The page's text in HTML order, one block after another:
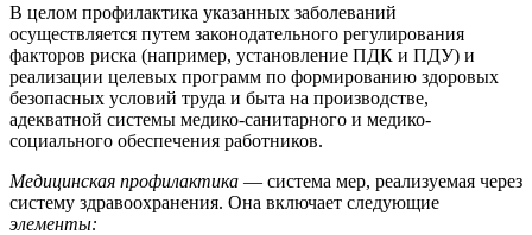
В целом профилактика указанных заболеваний
осуществляется путем законодательного регулирования
факторов риска (например, установление ПДК и ПДУ) и
реализации целевых программ по формированию здоровых
безопасных условий труда и быта на производстве,
адекватной системы медико-санитарного и медико-
социального обеспечения работников.
Медицинская профилактика — система мер, реализуемая через
систему здравоохранения. Она включает следующие
элементы: